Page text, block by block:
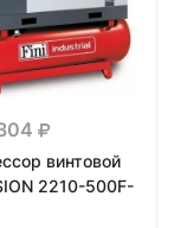
винтовой
2210-500F-